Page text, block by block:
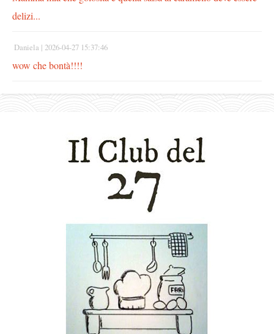
delizi...
Daniela | 2026-04-27 15:37:46
wow che bontà!!!!